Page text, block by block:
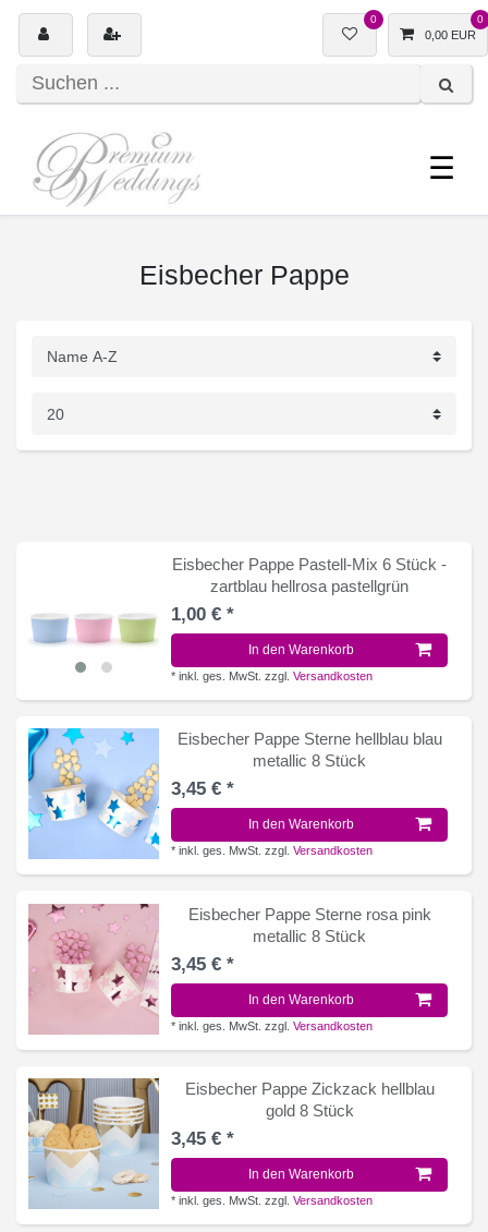
0 0
0,00 EUR
☰
Eisbecher Pappe
Eisbecher Pappe Pastell-Mix 6 Stück -
zartblau hellrosa pastellgrün
1,00 € *
In den Warenkorb
*inkl. ges. MwSt. zzgl.Versandkosten
Eisbecher Pappe Sterne hellblau blau
metallic 8 Stück
3,45 € *
In den Warenkorb
*inkl. ges. MwSt. zzgl.Versandkosten
Eisbecher Pappe Sterne rosa pink
metallic 8 Stück
3,45 € *
In den Warenkorb
*inkl. ges. MwSt. zzgl.Versandkosten
Eisbecher Pappe Zickzack hellblau
gold 8 Stück
3,45 € *
In den Warenkorb
*inkl. ges. MwSt. zzgl.Versandkosten